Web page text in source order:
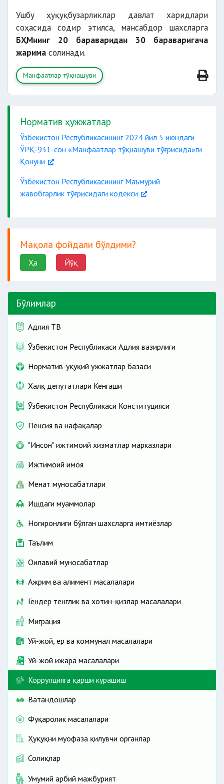
Ушбу ҳуқуқбузарликлар давлат харидлари
соҳасида содир этилса, мансабдор шахсларга
БҲМнинг 20 бараваридан 30 бараваригача
жарима солинади.
Манфаатлар тўқнашуви
Норматив ҳужжатлар
Ўзбекистон Республикасининг 2024 йил 5 июндаги
ЎРҚ-931-сон «Манфаатлар тўқнашуви тўғрисида»ги
Қонуни
Ўзбекистон Республикасининг Маъмурий
жавобгарлик тўғрисидаги кодекси
Мақола фойдали бўлдими?
Ҳа Йўқ
Бўлимлар
Адлия ТВ
Ўзбекистон Республикаси Адлия вазирлиги
Норматив-ҳуқуқий ҳужжатлар базаси
Халқ депутатлари Кенгаши
Ўзбекистон Республикаси Конституцияси
Пенсия ва нафақалар
"Инсон" ижтимоий хизматлар марказлари
Ижтимоий ҳимоя
Меҳнат муносабатлари
Ишдаги муаммолар
Ногиронлиги бўлган шахсларга имтиёзлар
Таълим
Оилавий муносабатлар
Ажрим ва алимент масалалари
Гендер тенглик ва хотин-қизлар масалалари
Миграция
Уй-жой, ер ва коммунал масалалари
Уй-жой ижара масалалари
Коррупцияга қарши курашиш
Ватандошлар
Фуқаролик масалалари
Ҳуқуқни муҳофаза қилувчи органлар
Солиқлар
Умумий ҳарбий мажбурият